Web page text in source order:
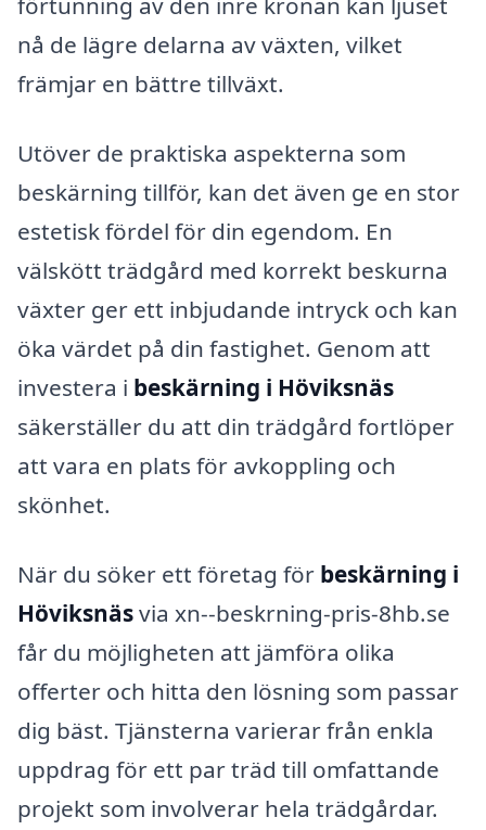
nå de lägre delarna av växten, vilket
främjar en bättre tillväxt.
Utöver de praktiska aspekterna som
beskärning tillför, kan det även ge en stor
estetisk fördel för din egendom. En
välskött trädgård med korrekt beskurna
växter ger ett inbjudande intryck och kan
öka värdet på din fastighet. Genom att
investera i beskärning i Höviksnäs
säkerställer du att din trädgård fortlöper
att vara en plats för avkoppling och
skönhet.
När du söker ett företag för beskärning i
Höviksnäsvia xn--beskrning-pris-8hb.se
får du möjligheten att jämföra olika
offerter och hitta den lösning som passar
dig bäst. Tjänsterna varierar från enkla
uppdrag för ett par träd till omfattande
projekt som involverar hela trädgårdar.